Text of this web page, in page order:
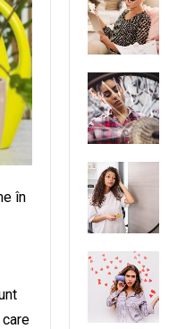
în